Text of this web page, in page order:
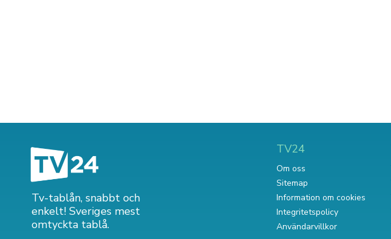
Tv-tablån, snabbt och
enkelt! Sveriges mest
omtyckta tablå.
TV24
Om oss
Sitemap
Information om cookies
Integritetspolicy
Användarvillkor